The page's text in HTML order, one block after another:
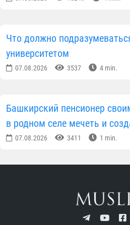
Что должно
университетом
07.08.2026 3537 4 min.
Башкирский пенсионер
в родном селе мечеть и
07.08.2026 3411 1 min.